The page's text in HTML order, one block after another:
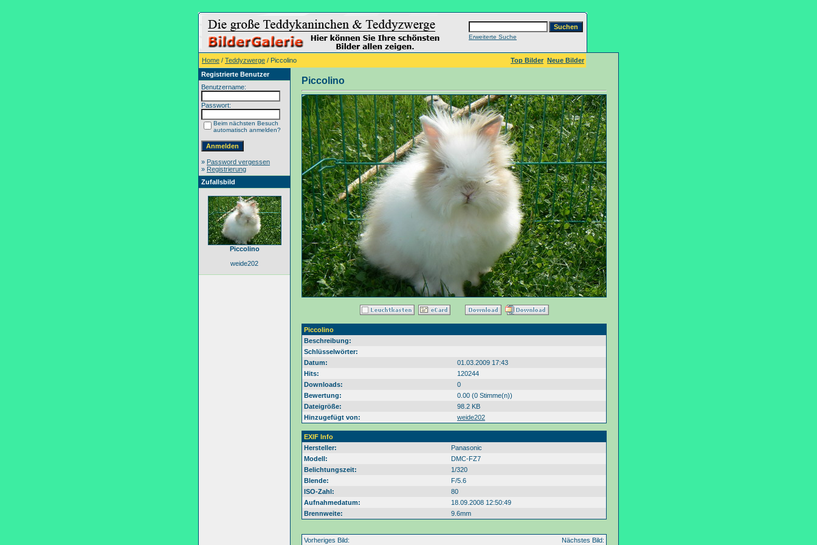
Erweiterte Suche
Home / Teddyzwerge / Piccolino Top Bilder Neue Bilder
Registrierte Benutzer
Benutzername:
Passwort:
Beim nächsten Besuch
automatisch anmelden?
» Password vergessen
» Registrierung
Zufallsbild
Piccolino
weide202
Piccolino
Piccolino
Beschreibung:
Schlüsselwörter:
Datum:
01.03.2009 17:43
Hits:
120244
Downloads:
0
Bewertung:
0.00 (0 Stimme(n))
Dateigröße:
98.2 KB
Hinzugefügt von:
weide202
EXIF Info
Hersteller:
Panasonic
Modell:
DMC-FZ7
Belichtungszeit:
1/320
Blende:
F/5.6
ISO-Zahl:
80
Aufnahmedatum:
18.09.2008 12:50:49
Brennweite:
9.6mm
Vorheriges Bild:
Nächstes Bild: